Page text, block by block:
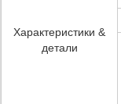
Характеристики &
детали